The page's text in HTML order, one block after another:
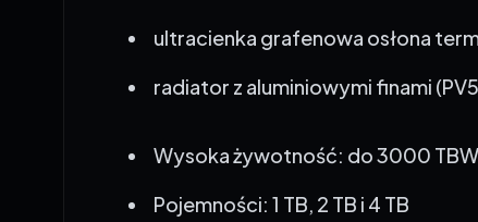
radiator z aluminiowymi finami
Pojemności: 1 TB, 2 TB i 4 TB